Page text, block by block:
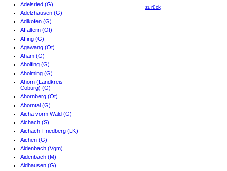
Adelsried (G)
Adelzhausen (G)
Adlkofen (G)
Affaltern (Ot)
Affing (G)
Agawang (Ot)
Aham (G)
Aholfing (G)
Aholming (G)
Ahorn (Landkreis
Coburg) (G)
Ahornberg (Ot)
Ahorntal (G)
Aicha vorm Wald (G)
Aichach (S)
Aichach-Friedberg (LK)
Aichen (G)
Aidenbach (Vgm)
Aidenbach (M)
Aidhausen (G)
zurück